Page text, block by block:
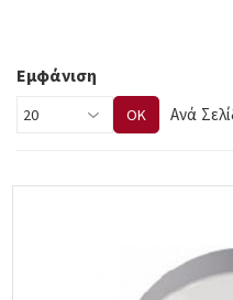
Εμφάνιση
OK Ανά